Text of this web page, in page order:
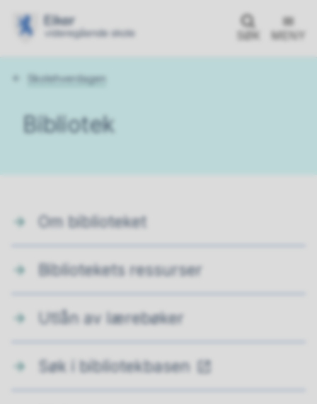
SØK MENY
Du
Skolehverdagen
Bibliotek
Om biblioteket
Bibliotekets ressurser
Utlån av lærebøker
Søk i bibliotekbasen